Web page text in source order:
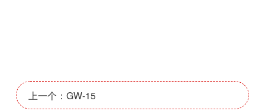
上一个：GW-15